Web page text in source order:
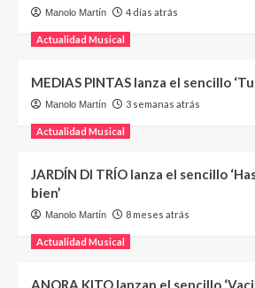
Manolo Martín 4 días atrás
Actualidad Musical
MEDIAS PINTAS lanza el sencillo
Manolo Martín 3 semanas atrás
Actualidad Musical
JARDÍN DI TRÍO lanza el sencillo
bien’
Manolo Martín 8 meses atrás
Actualidad Musical
ANORA KITO lanzan el sencillo